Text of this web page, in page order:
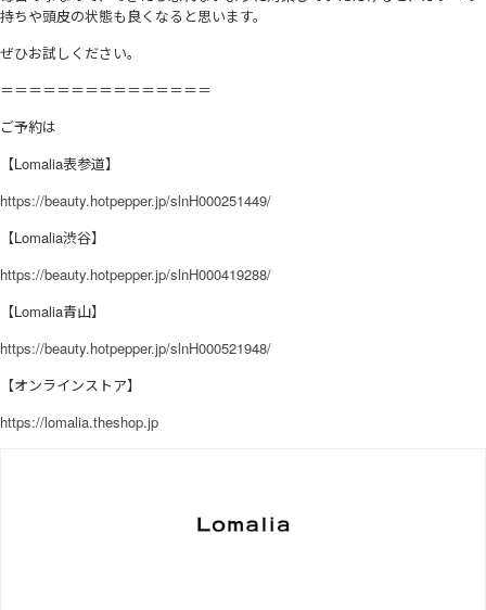
持ちや頭皮の状態も良くなると思います。
ぜひお試しください。
＝＝＝＝＝＝＝＝＝＝＝＝＝＝＝
ご予約は
【Lomalia表参道】
https://beauty.hotpepper.jp/slnH000251449/
【Lomalia渋谷】
https://beauty.hotpepper.jp/slnH000419288/
【Lomalia青山】
https://beauty.hotpepper.jp/slnH000521948/
【オンラインストア】
https://lomalia.theshop.jp